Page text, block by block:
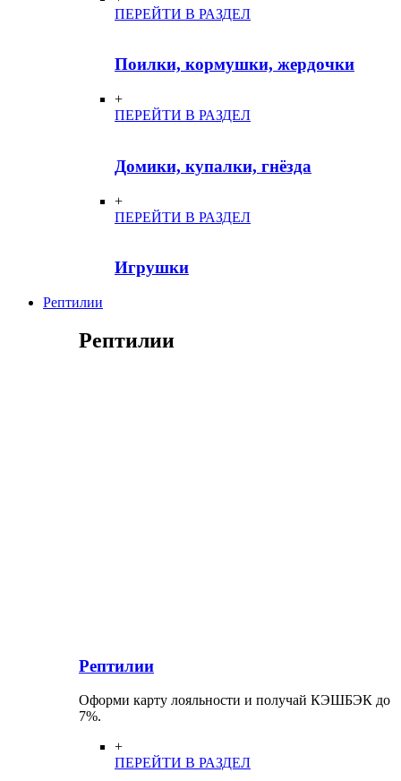
ПЕРЕЙТИ В РАЗДЕЛ
Поилки, кормушки, жердочки
+
ПЕРЕЙТИ В РАЗДЕЛ
Домики, купалки, гнёзда
+
ПЕРЕЙТИ В РАЗДЕЛ
Игрушки
Рептилии
Рептилии
Рептилии
Оформи карту лояльности и получай КЭШБЭК до
7%.
+
ПЕРЕЙТИ В РАЗДЕЛ